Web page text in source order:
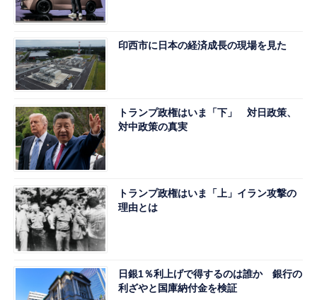
印西市に日本の経済成長の現場を見た
トランプ政権はいま「下」 対日政策、
対中政策の真実
トランプ政権はいま「上」イラン攻撃の
理由とは
日銀1％利上げで得するのは誰か 銀行の
利ざやと国庫納付金を検証